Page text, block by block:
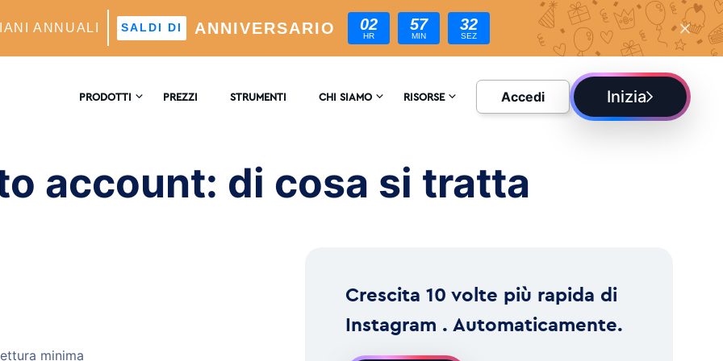
ANNUALI ANNIVERSARIO
SALDI DI 02
HR
57
MIN
30
SEZ
PRODOTTI
Di Crescita Automatico Alimentato Dall'intelligenza
PREZZI STRUMENTI CHI SIAMO
RECENSIONI
RISORSE
BLOG
Accedi Inizia
account: di cosa si tratta
minima
Crescita 10 volte più rapida di
Instagram . Automaticamente.